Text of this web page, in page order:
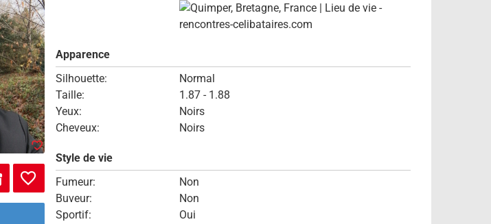
Apparence
Silhouette:
Normal
Taille:
1.87 - 1.88
Yeux:
Noirs
Cheveux:
Noirs
Style de vie
Fumeur:
Non
Buveur:
Non
Sportif:
Oui